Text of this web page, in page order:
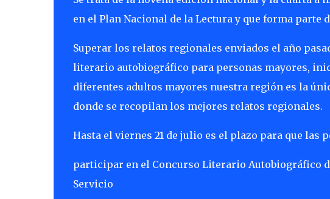
en el Plan Nacional de la Lectura y que forma parte
Superar los relatos regionales enviados el año
literario autobiográfico para personas mayores,
diferentes adultos mayores nuestra región es la
donde se recopilan los mejores relatos regionales.
Hasta el viernes 21 de julio es el plazo para que las
participar en el Concurso Literario Autobiográfico
Servicio